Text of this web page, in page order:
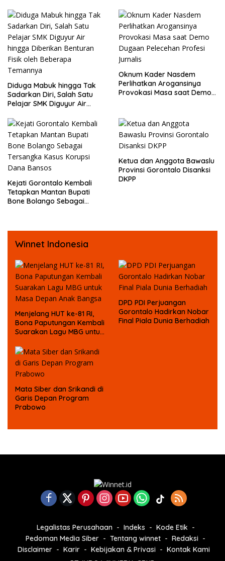
Diduga Mabuk hingga Tak
Sadarkan Diri, Salah Satu
Pelajar SMK Diguyur Air
Fisik oleh Beberapa
Temannya
Oknum Kader Nasdem
Perlihatkan Arogansinya
Provokasi Masa saat Demo
Kejati Gorontalo Kembali
Tetapkan Mantan Bupati
Bone Bolango Sebagai
Ketua dan Anggota Bawaslu
Provinsi Gorontalo Disanksi
DKPP
Winnet Indonesia
Menjelang HUT ke-81 RI,
Bona Paputungan Kembali
Suarakan Lagu MBG untuk
DPD PDI Perjuangan
Gorontalo Hadirkan Nobar
Final Piala Dunia Berhadiah
Mata Siber dan Srikandi di
Garis Depan Program
Prabowo
Legalistas Perusahaan Indeks
Kode Etik
Pedoman Media Siber
Tentang winnet
Redaksi
Disclaimer
Karir Kebijakan & Privasi
Kontak Kami